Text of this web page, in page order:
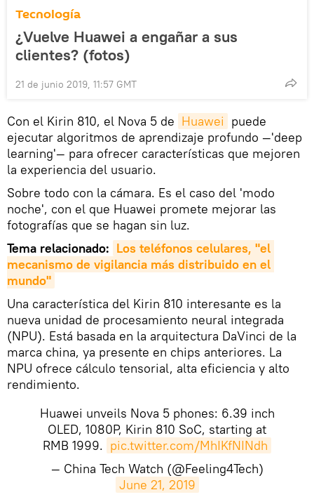
Tecnología
¿Vuelve Huawei a engañar a sus
clientes? (fotos)
21 de junio 2019, 11:57 GMT
Con el Kirin 810, el Nova 5 de Huawei puede
ejecutar algoritmos de aprendizaje profundo —'deep
learning'— para ofrecer características que mejoren
la experiencia del usuario.
Sobre todo con la cámara. Es el caso del 'modo
noche', con el que Huawei promete mejorar las
fotografías que se hagan sin luz.
Tema relacionado: Los teléfonos celulares, "el
mecanismo de vigilancia más distribuido en el
mundo"
Una característica del Kirin 810 interesante es la
nueva unidad de procesamiento neural integrada
(NPU). Está basada en la arquitectura DaVinci de la
marca china, ya presente en chips anteriores. La
NPU ofrece cálculo tensorial, alta eficiencia y alto
rendimiento.
Huawei unveils Nova 5 phones: 6.39 inch
OLED, 1080P, Kirin 810 SoC, starting at
RMB 1999. pic.twitter.com/MhIKfNINdh
— China Tech Watch (@Feeling4Tech)
June 21, 2019